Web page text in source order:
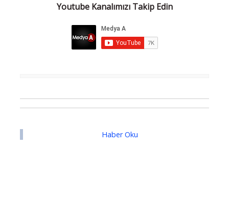
Youtube Kanalımızı Takip Edin
Haber Oku